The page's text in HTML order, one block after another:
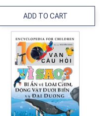
ADD TO CART